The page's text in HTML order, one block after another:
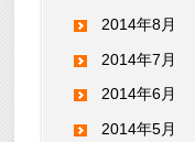
2014年8月
2014年7月
2014年6月
2014年5月